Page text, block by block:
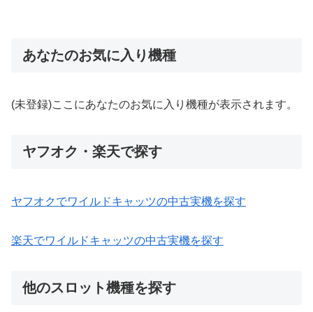
あなたのお気に入り機種
(未登録)ここにあなたのお気に入り機種が表示されます。
ヤフオク・楽天で探す
ヤフオクでワイルドキャッツの中古実機を探す
楽天でワイルドキャッツの中古実機を探す
他のスロット機種を探す